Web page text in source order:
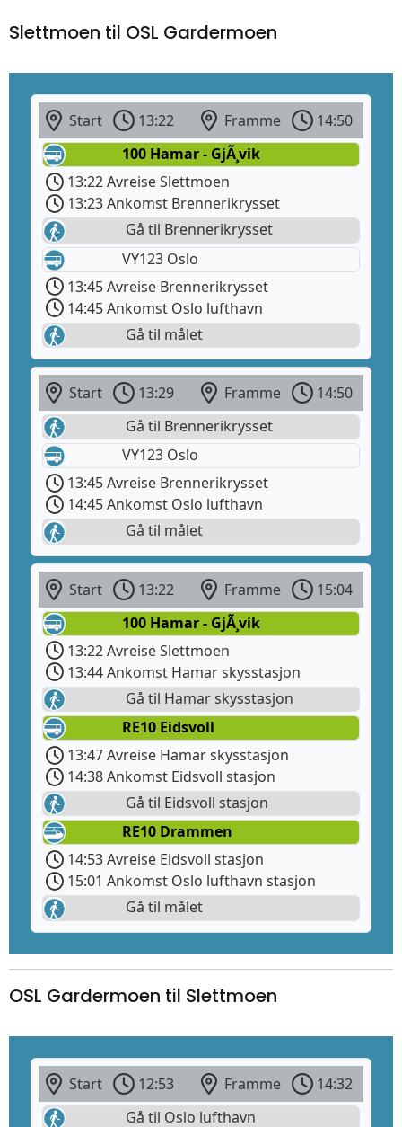
Slettmoen til OSL Gardermoen
Start 13:22 Framme
14:50
100 Hamar - GjÃ¸vik
13:22 Avreise Slettmoen
13:23 Ankomst Brennerikrysset
Gå til Brennerikrysset
VY123 Oslo
13:45 Avreise Brennerikrysset
14:45 Ankomst Oslo lufthavn
Gå til målet
Start 13:29 Framme
14:50
Gå til Brennerikrysset
VY123 Oslo
13:45 Avreise Brennerikrysset
14:45 Ankomst Oslo lufthavn
Gå til målet
Start 13:22 Framme
15:04
100 Hamar - GjÃ¸vik
13:22 Avreise Slettmoen
13:44 Ankomst Hamar skysstasjon
Gå til Hamar skysstasjon
RE10 Eidsvoll
13:47 Avreise Hamar skysstasjon
14:38 Ankomst Eidsvoll stasjon
Gå til Eidsvoll stasjon
RE10 Drammen
14:53 Avreise Eidsvoll stasjon
15:01 Ankomst Oslo lufthavn stasjon
Gå til målet
OSL Gardermoen til Slettmoen
Start 12:53 Framme
14:32
Gå til Oslo lufthavn